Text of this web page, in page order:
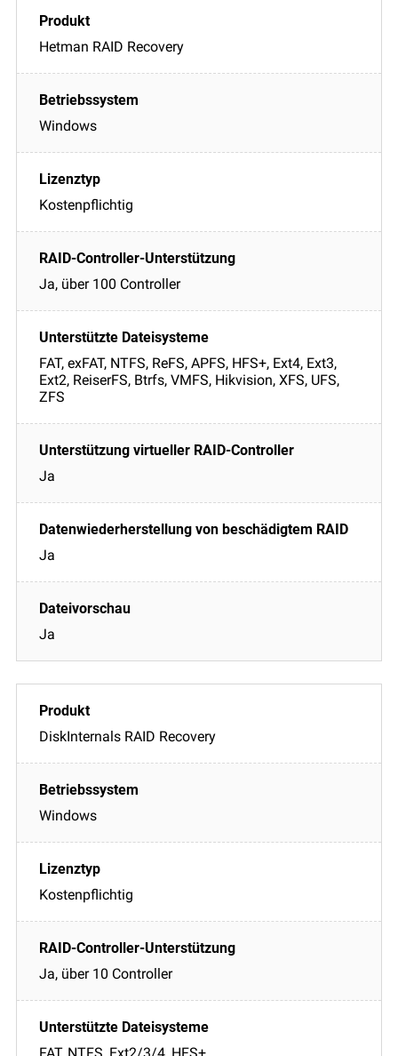
Hetman RAID Recovery
Windows
Kostenpflichtig
Ja, über 100 Controller
FAT, exFAT, NTFS, ReFS, APFS, HFS+, Ext4, Ext3,
Ext2, ReiserFS, Btrfs, VMFS, Hikvision, XFS, UFS,
ZFS
Ja
Ja
Ja
DiskInternals RAID Recovery
Windows
Kostenpflichtig
Ja, über 10 Controller